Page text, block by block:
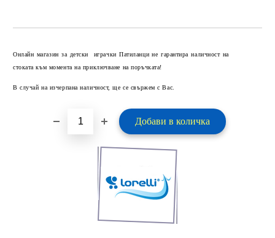
Онлайн магазин за детски играчки Патиланци не гарантира наличност на
стоката към момента на приключване на поръчката!
В случай на изчерпана наличност, ще се свържем с Вас.